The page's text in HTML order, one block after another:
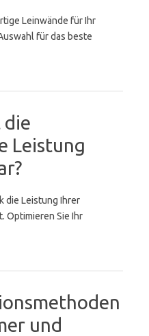
Leinwände für Ihr
für das beste
die
Leistung
die Leistung Ihrer
Optimieren Sie Ihr
und